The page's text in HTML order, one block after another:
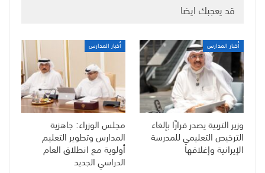
قد يعجبك ايضا
أخبار المدارس
وزير التربية يصدر قرارًا بإلغاء
الترخيص التعليمي للمدرسة
الإيرانية وإغلاقها
أخبار المدارس
مجلس الوزراء: جاهزية
المدارس وتطوير التعليم
أولوية مع انطلاق العام
الدراسي الجديد